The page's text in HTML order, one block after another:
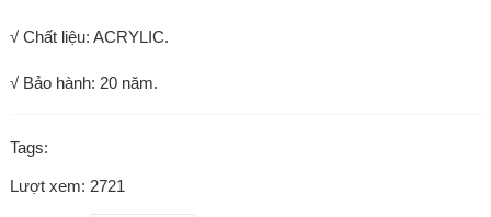
√ Chất liệu: ACRYLIC.
√ Bảo hành: 20 năm.
Tags:
Lượt xem: 2721